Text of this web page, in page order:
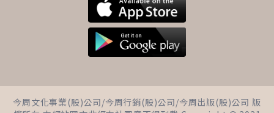
我快篩陽性了要去哪做PCR？北
今周文化事業(股)公司/今周行銷(股)公司/今周出版(股)公司 版